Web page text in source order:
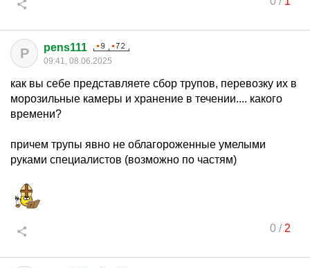
P pens111
09:41, 08.06.2025
как вы себе представляете сбор трупов, перевозку их в
морозильные камеры и хранение в течении.... какого
времени?
причем трупы явно не облагороженные умелыми
руками специалистов (возможно по частям)
0/ 2